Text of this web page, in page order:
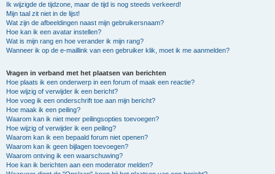
Ik wijzigde de tijdzone, maar de tijd is nog steeds verkeerd!
Mijn taal zit niet in de lijst!
Wat zijn de afbeeldingen naast mijn gebruikersnaam?
Hoe kan ik een avatar instellen?
Wat is mijn rang en hoe verander ik mijn rang?
Wanneer ik op de e-maillink van een gebruiker klik, moet ik me aanmelden?
Vragen in verband met het plaatsen van berichten
Hoe plaats ik een onderwerp in een forum of maak een reactie?
Hoe wijzig of verwijder ik een bericht?
Hoe voeg ik een onderschrift toe aan mijn bericht?
Hoe maak ik een peiling?
Waarom kan ik niet meer peilingsopties toevoegen?
Hoe wijzig of verwijder ik een peiling?
Waarom kan ik een bepaald forum niet openen?
Waarom kan ik geen bijlagen toevoegen?
Waarom ontving ik een waarschuwing?
Hoe kan ik berichten aan een moderator melden?